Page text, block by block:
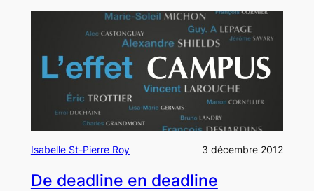
Isabelle St-Pierre Roy 3 décembre 2012
De deadline en deadline